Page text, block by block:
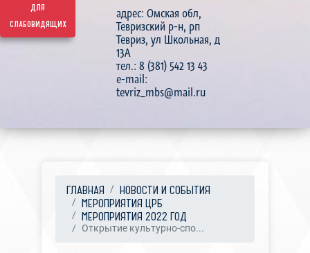
для
слабовидящих
адрес: Омская обл,
Тевризский р-н, рп
Тевриз, ул Школьная, д
13А
тел.: 8 (381) 542 13 43
e-mail:
tevriz_mbs@mail.ru
ГЛАВНАЯ
НОВОСТИ И СОБЫТИЯ
МЕРОПРИЯТИЯ ЦРБ
МЕРОПРИЯТИЯ 2022 ГОД
Открытие культурно-спо...